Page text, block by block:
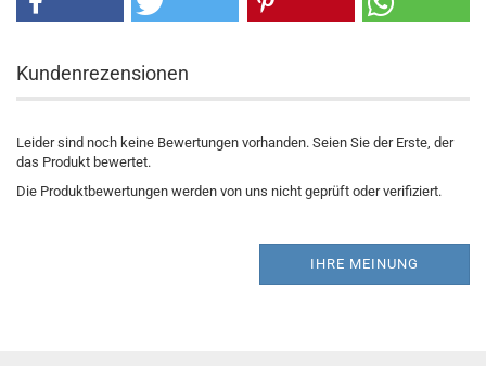
Kundenrezensionen
Leider sind noch keine Bewertungen vorhanden. Seien Sie der Erste, der
das Produkt bewertet.
Die Produktbewertungen werden von uns nicht geprüft oder verifiziert.
IHRE MEINUNG